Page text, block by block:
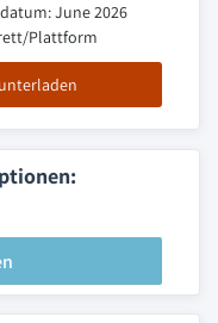
June 2026
Plattform